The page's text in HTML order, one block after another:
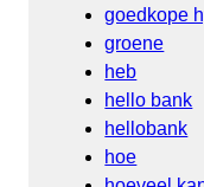
goedkope
groene
heb
hello bank
hellobank
hoe